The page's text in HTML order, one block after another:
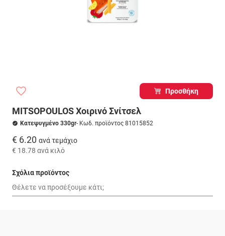
Προσθήκη
MITSOPOULOS Χοιρινό Σνίτσελ
Κατεψυγμένο 330gr- Κωδ. προϊόντος 81015852
€ 6.20 ανά τεμάχιο
€ 18.78 ανά κιλό
Σχόλια προϊόντος